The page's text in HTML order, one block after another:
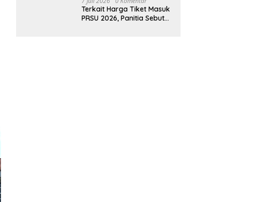
Terkait Harga Tiket Masuk
PRSU 2026, Panitia Sebut